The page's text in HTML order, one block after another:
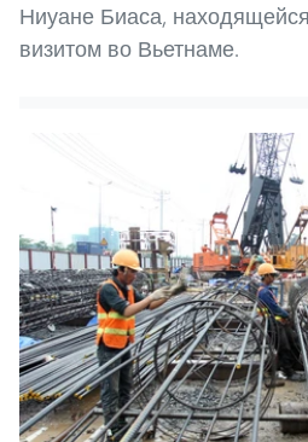
Ниуане Биаса,
визитом во Вьетнаме.